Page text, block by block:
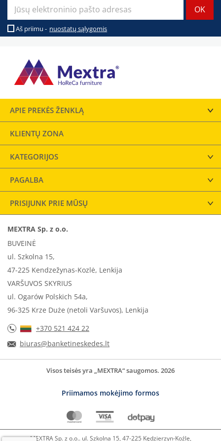
Aš priimu - nuostatų sąlygomis
APIE PREKĖS ŽENKLĄ
KLIENTŲ ZONA
KATEGORIJOS
PAGALBA
PRISIJUNK PRIE MŪSŲ
MEXTRA Sp. z o.o.
BUVEINĖ
ul. Szkolna 15,
47-225 Kendzežynas-Kozlė, Lenkija
VARŠUVOS SKYRIUS
ul. Ogarów Polskich 54a,
96-325 Krze Duże (netoli Varšuvos), Lenkija
+370 521 424 22
biuras@banketineskedes.lt
Visos teisės yra „MEXTRA“ saugomos. 2026
Priimamos mokėjimo formos
MEXTRA Sp. z o.o.. ul. Szkolna 15, 47-225 Kędzierzyn-Koźle,